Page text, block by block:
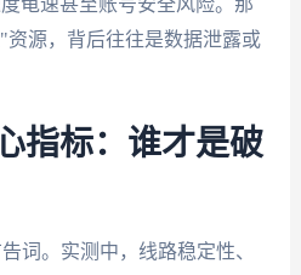
"资源，背后往往是数据泄露或
指标：谁才是破
词。实测中，线路稳定性、